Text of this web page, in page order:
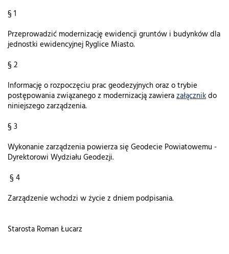
§ 1
Przeprowadzić modernizację ewidencji gruntów i budynków dla
jednostki ewidencyjnej Ryglice Miasto.
§ 2
Informację o rozpoczęciu prac geodezyjnych oraz o trybie
postępowania związanego z modernizacją zawierazałącznikdo
niniejszego zarządzenia.
§ 3
Wykonanie zarządzenia powierza się Geodecie Powiatowemu -
Dyrektorowi Wydziału Geodezji.
§ 4
Zarządzenie wchodzi w życie z dniem podpisania.
Starosta Roman Łucarz